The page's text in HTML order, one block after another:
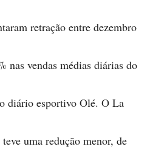
retração entre dezembro
nas vendas médias diárias do
diário esportivo Olé. O La
uma redução menor, de